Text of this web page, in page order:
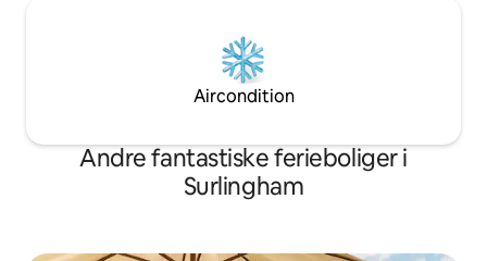
Aircondition
Andre fantastiske ferieboliger i
Surlingham